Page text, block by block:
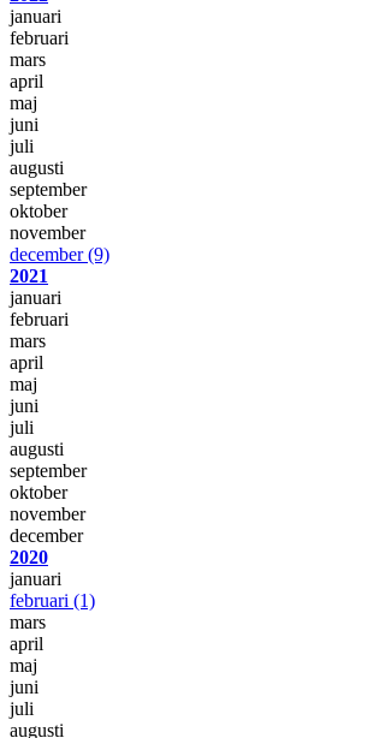
januari
februari
mars
april
maj
juni
juli
augusti
september
oktober
november
december(9)
2021
januari
februari
mars
april
maj
juni
juli
augusti
september
oktober
november
december
2020
januari
februari (1)
mars
april
maj
juni
juli
augusti